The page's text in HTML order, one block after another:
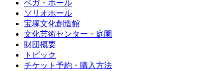
ベガ・ホール
ソリオホール
宝塚文化創造館
文化芸術センター・庭園
財団概要
トピック
チケット予約・購入方法